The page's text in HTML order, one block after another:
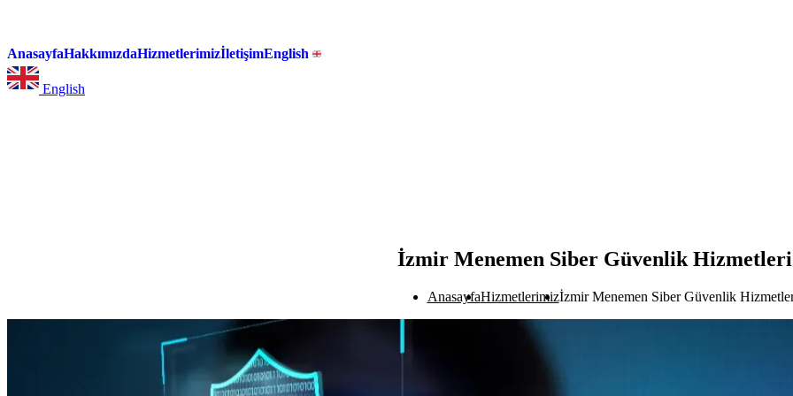
AnasayfaHakkımızdaHizmetlerimizİletişimEnglish
English
İzmir Menemen Siber Güvenlik Hizmetleri
AnasayfaHizmetlerimizİzmir Menemen Siber Güvenlik